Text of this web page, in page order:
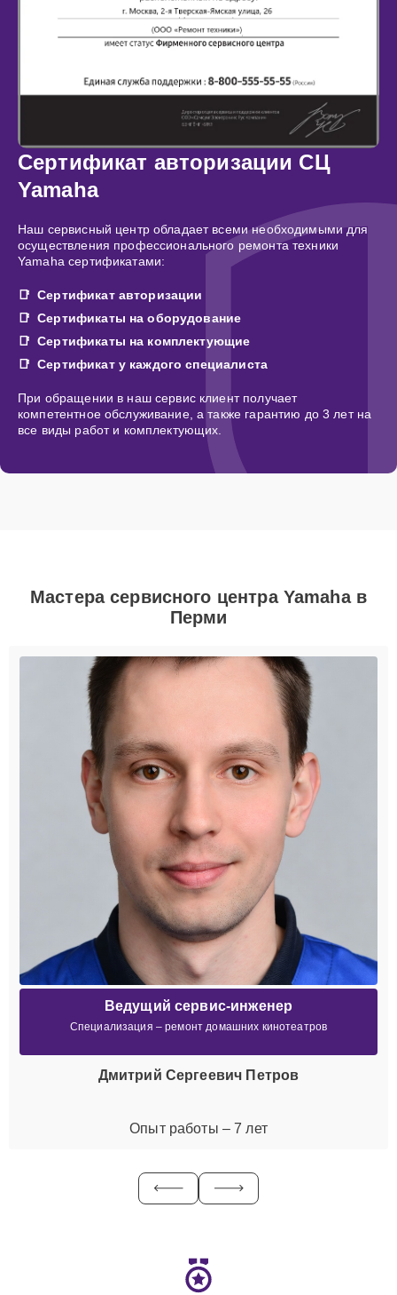
Сертификат авторизации СЦ
Yamaha
Наш сервисный центр обладает всеми необходимыми для
осуществления профессионального ремонта техники
Yamaha сертификатами:
Сертификат авторизации
Сертификаты на оборудование
Сертификаты на комплектующие
Сертификат у каждого специалиста
При обращении в наш сервис клиент получает
компетентное обслуживание, а также гарантию до 3 лет на
все виды работ и комплектующих.
Мастера сервисного центра Yamaha в
Перми
Ведущий сервис-инженер
Специализация – ремонт домашних кинотеатров
Дмитрий Сергеевич Петров
Опыт работы – 7 лет